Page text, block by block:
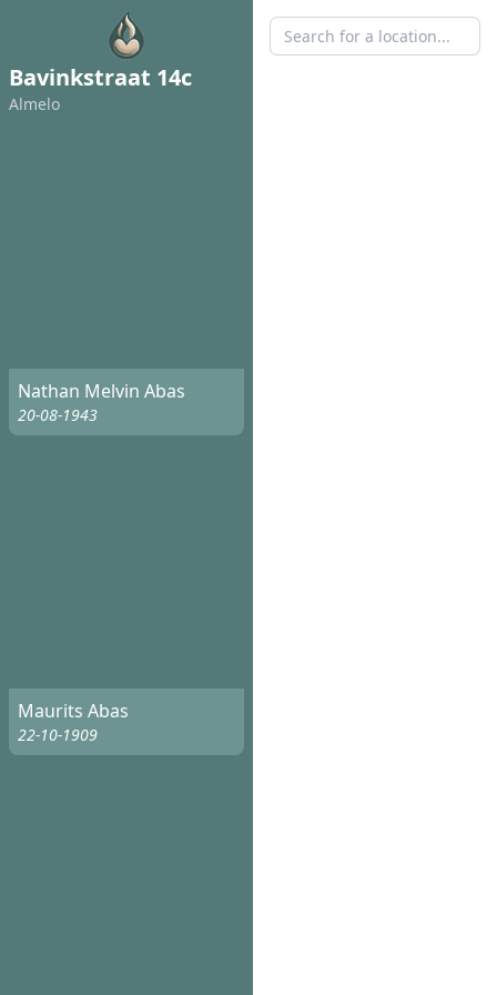
Bavinkstraat 14c
Almelo
Nathan Melvin Abas
20-08-1943
Maurits Abas
22-10-1909